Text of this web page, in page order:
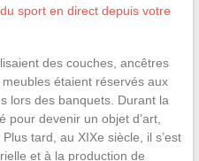
sport en direct depuis votre
des couches, ancêtres
étaient réservés aux
lors des banquets. Durant la
pour devenir un objet d’art,
tard, au XIXe siècle, il s’est
et à la production de